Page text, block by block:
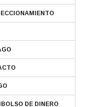
DE DINERO